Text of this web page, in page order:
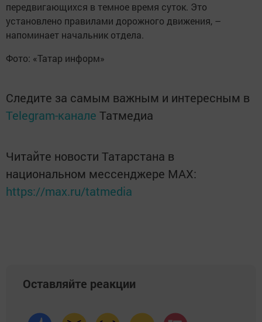
передвигающихся в темное время суток. Это
установлено правилами дорожного движения, –
напоминает начальник отдела.
Фото: «Татар информ»
Следите за самым важным и интересным в
Telegram-канале Татмедиа
Читайте новости Татарстана в
национальном мессенджере MАХ:
https://max.ru/tatmedia
Оставляйте реакции